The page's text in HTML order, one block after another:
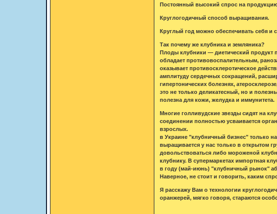
Постоянный высокий спрос на
Круглогодичный способ выращивания.
Круглый год можно обеспечивать себя и
Так почему же клубника и земляника?
Плоды клубники — диетический продукт
обладает противовоспалительным,
оказывает противосклеротическое
амплитуду сердечных сокращений,
гипертонических болезнях,
это не только деликатесный, но и
полезна для кожи, желудка и иммунитета.
Многие голливудские звезды сидят на
соединении полностью усваивается
взрослых.
в Украине "клубничный бизнес" только
выращивается у нас только в открытом
довольствоваться либо мороженой
клубнику. В супермаркетах импортная
в году (май-июнь) "клубничный рынок"
Наверное, не стоит и говорить, каким
Я расскажу Вам о технологии
оранжерей, мягко говоря, стараются